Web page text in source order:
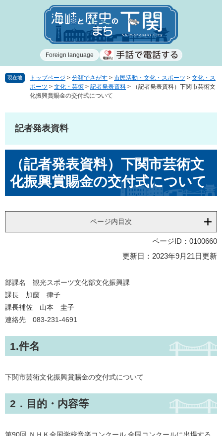
で
ば
Foreign language
現在地 トップページ > 分類でさがす > 市民活動・文化・スポーツ > 文化・ス
ポーツ > 文化・芸術 > 記者発表資料 >
（記者発表資料）下関市芸術文
化振興賞賜金の交付式について
記者発表資料
（記者発表資料）下関市芸術文
化振興賞賜金の交付式について
ページ内目次
ページID：0100660
更新日：2023年9月21日更新
部課名 観光スポーツ文化部文化振興課
課長 加藤 律子
課長補佐 山本 圭子
連絡先 083-231-4691
1.件名
下関市芸術文化振興賞賜金の交付式について
2．目的・内容等